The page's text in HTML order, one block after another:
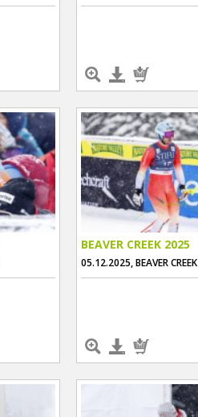
BEAVER CREEK 2025
05.12.2025, BEAVER CREEK